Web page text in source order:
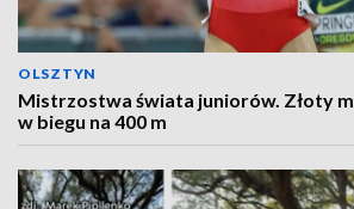
OLSZTYN
Mistrzostwa świata juniorów. Złoty
w biegu na 400 m